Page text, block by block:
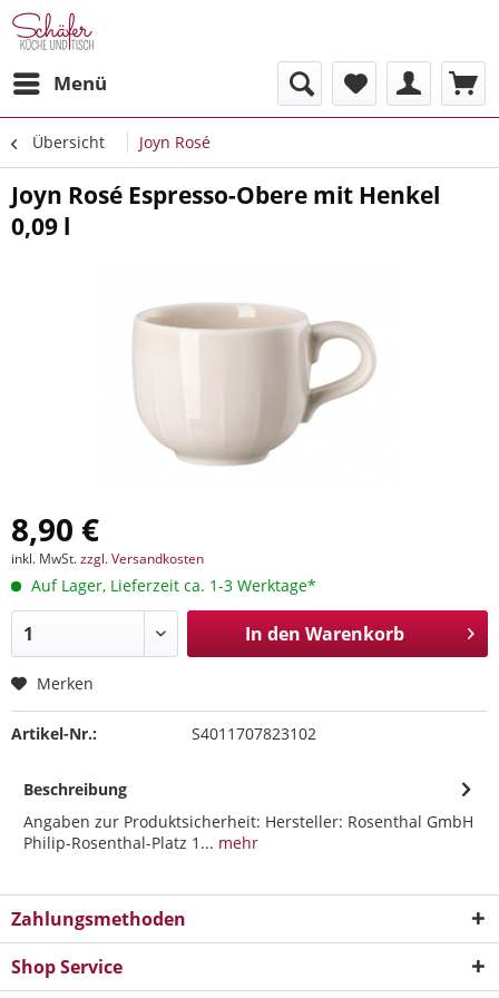
Menü
Übersicht Joyn Rosé
Joyn Rosé Espresso-Obere mit Henkel
0,09 l
8,90 €
inkl. MwSt.zzgl. Versandkosten
Auf Lager, Lieferzeit ca. 1-3 Werktage*
In den Warenkorb
Merken
Artikel-Nr.: S4011707823102
Beschreibung
Angaben zur Produktsicherheit: Hersteller: Rosenthal GmbH
Philip-Rosenthal-Platz 1... mehr
Zahlungsmethoden
Shop Service